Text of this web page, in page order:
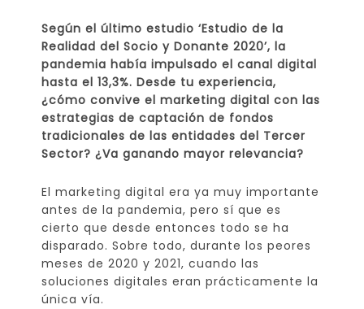
Según el último estudio ‘Estudio de la
Realidad del Socio y Donante 2020’, la
pandemia había impulsado el canal digital
hasta el 13,3%. Desde tu experiencia,
¿cómo convive el marketing digital con las
estrategias de captación de fondos
tradicionales de las entidades del Tercer
Sector? ¿Va ganando mayor relevancia?
El marketing digital era ya muy importante
antes de la pandemia, pero sí que es
cierto que desde entonces todo se ha
disparado. Sobre todo, durante los peores
meses de 2020 y 2021, cuando las
soluciones digitales eran prácticamente la
única vía.